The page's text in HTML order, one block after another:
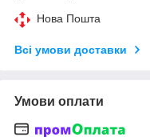
Нова Пошта
Всі умови доставки
Умови оплати